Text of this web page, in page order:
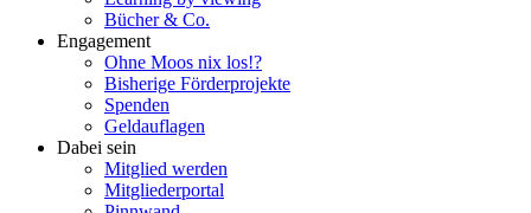
Bücher & Co.
Engagement
Ohne Moos nix los!?
Bisherige Förderprojekte
Spenden
Geldauflagen
Dabei sein
Mitglied werden
Mitgliederportal